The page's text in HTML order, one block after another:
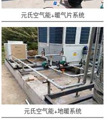
元氏空气能+暖气片系统
元氏空气能+地暖系统